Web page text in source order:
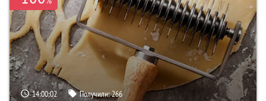
14:00:01 Получили:266